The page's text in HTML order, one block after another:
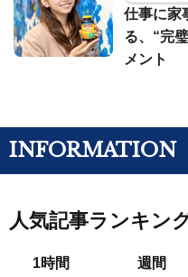
仕事に家
る、“完
メント
INFORMATION
人気記事ランキン
1時間 週間